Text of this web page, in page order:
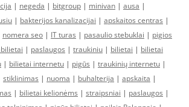
| negeda | bitgroup | minivan | ausa |
| bakterijos kanalizacijai | apskaitos centras |
nomera seo | IT turas | pasaulio stebuklai | pigios
| paslaugos | traukiniu | bilietai | bilietai
| bilietai internetu | pigūs | traukinių internetu |
stiklinimas | nuoma | buhalterija | apskaita |
| bilietai kelionėms | straipsniai | paslaugos |